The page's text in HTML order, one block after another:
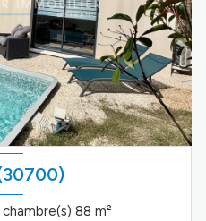
Villa 4 pièce(s) 3 chambre(s) 88 m²